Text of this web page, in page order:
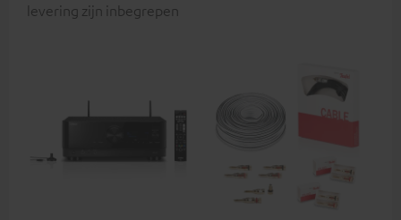
levering zijn inbegrepen